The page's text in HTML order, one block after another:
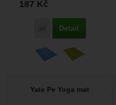
187 Kč
Porovnat
Detail
Yate Pe Yoga mat